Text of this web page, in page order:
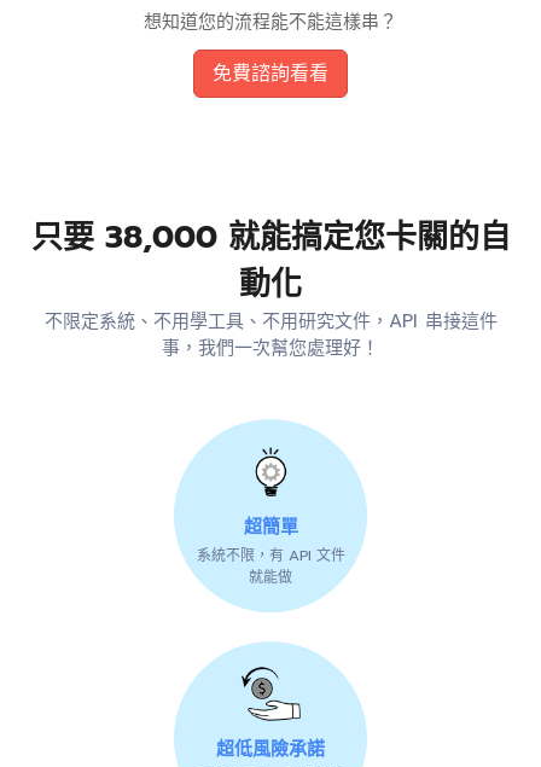
想知道您的流程能不能這樣串？
免費諮詢看看
只要 38,000 就能搞定您卡關的自
動化
不限定系統、不用學工具、不用研究文件，API 串接這件
事，我們一次幫您處理好！
超簡單
系統不限，有 API 文件
就能做
超低風險承諾